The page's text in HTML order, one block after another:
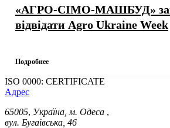
«АГРО-СІМО-МАШБУД»
відвідати Agro Ukraine Week
Подробнее
ISO 0000: CERTIFICATE
Адрес
65005, Україна, м. Одеса ,
вул. Бугаївська, 46